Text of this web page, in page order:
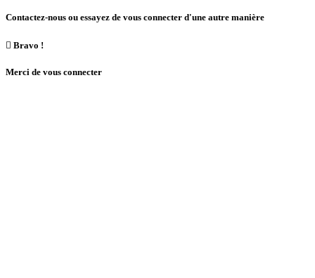
Contactez-nous ou essayez de vous connecter d'une autre manière
 Bravo !
Merci de vous connecter